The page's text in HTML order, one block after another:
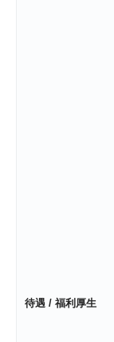
待遇 / 福利厚生